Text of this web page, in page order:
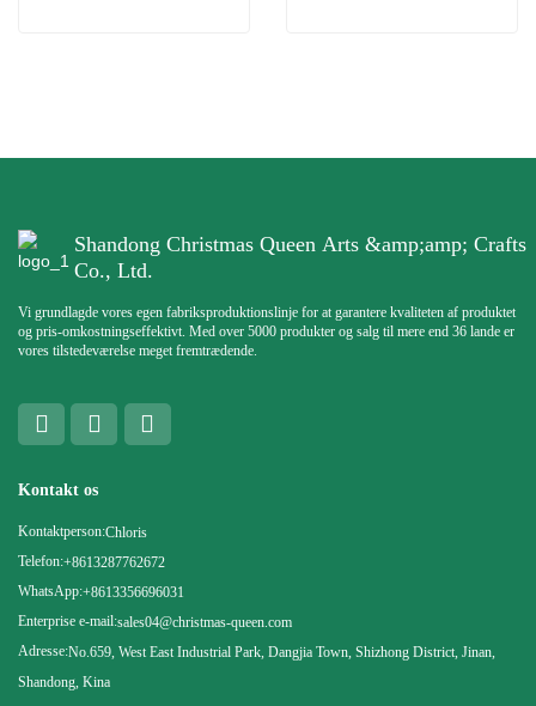
Shandong Christmas Queen Arts &amp;amp; Crafts
Co., Ltd.
Vi grundlagde vores egen fabriksproduktionslinje for at garantere kvaliteten af ​​produktet
og pris-omkostningseffektivt. Med over 5000 produkter og salg til mere end 36 lande er
vores tilstedeværelse meget fremtrædende.
Kontakt os
Kontaktperson:Chloris
Telefon:+8613287762672
WhatsApp:+8613356696031
Enterprise e-mail:sales04@christmas-queen.com
Adresse:No.659, West East Industrial Park, Dangjia Town, Shizhong District, Jinan,
Shandong, Kina